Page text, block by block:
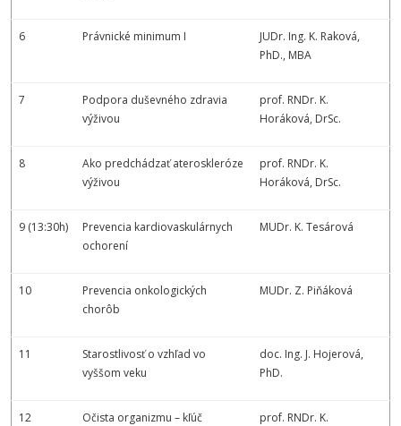
6 Právnické minimum I
JUDr. Ing. K. Raková,
PhD., MBA
7
Podpora duševného zdravia
výživou
prof. RNDr. K.
Horáková, DrSc.
8
Ako predchádzať ateroskleróze
výživou
prof. RNDr. K.
Horáková, DrSc.
9 (13:30h)
Prevencia kardiovaskulárnych
ochorení
MUDr. K. Tesárová
10
Prevencia onkologických
chorôb
MUDr. Z. Piňáková
11
Starostlivosť o vzhľad vo
vyššom veku
doc. Ing. J. Hojerová,
PhD.
12
Očista organizmu – kľúč
prof. RNDr. K.